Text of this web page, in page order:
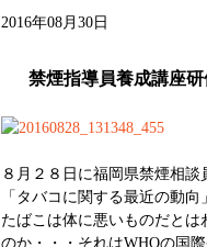
2016年08月30日
禁煙指導員養成講座研
８月２８日に福岡県禁煙相談
「タバコに関する最近の動
たばこは体に悪いものだと
のか・・・それはWHOの国